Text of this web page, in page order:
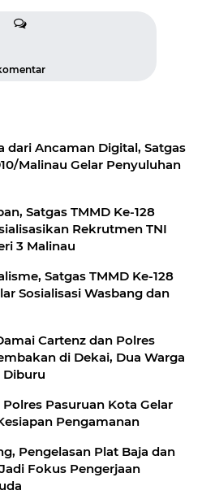
dari Ancaman Digital, Satgas
Malinau Gelar Penyuluhan
Satgas TMMD Ke-128
Rekrutmen TNI
3 Malinau
Satgas TMMD Ke-128
Sosialisasi Wasbang dan
Cartenz dan Polres
di Dekai, Dua Warga
Diburu
Pasuruan Kota Gelar
Pengamanan
Pengelasan Plat Baja dan
Fokus Pengerjaan